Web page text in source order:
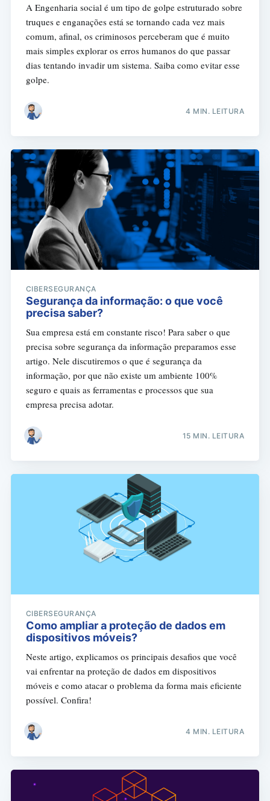
A Engenharia social é um tipo de golpe estruturado sobre
truques e enganações está se tornando cada vez mais
comum, afinal, os criminosos perceberam que é muito
mais simples explorar os erros humanos do que passar
dias tentando invadir um sistema. Saiba como evitar esse
golpe.
4 MIN. LEITURA
CIBERSEGURANÇA
Segurança da informação: o que você
precisa saber?
Sua empresa está em constante risco! Para saber o que
precisa sobre segurança da informação preparamos esse
artigo. Nele discutiremos o que é segurança da
informação, por que não existe um ambiente 100%
seguro e quais as ferramentas e processos que sua
empresa precisa adotar.
15 MIN. LEITURA
CIBERSEGURANÇA
Como ampliar a proteção de dados em
dispositivos móveis?
Neste artigo, explicamos os principais desafios que você
vai enfrentar na proteção de dados em dispositivos
móveis e como atacar o problema da forma mais eficiente
possível. Confira!
4 MIN. LEITURA